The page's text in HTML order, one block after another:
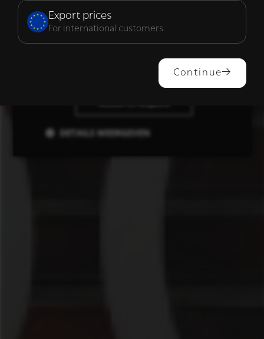
Export prices
For international customers
Continue
ALLES ACCEPTEREN
DETAILS WEERGEVEN